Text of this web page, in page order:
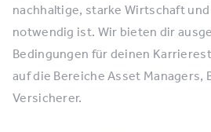
nachhaltige, starke Wirtschaft
notwendig ist. Wir bieten dir
Bedingungen für deinen
auf die Bereiche Asset Managers,
Versicherer.